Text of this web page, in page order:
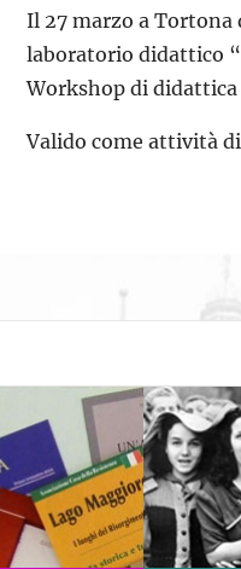
Il 27 marzo a Tortona
laboratorio didattico
Workshop di
Valido come attività